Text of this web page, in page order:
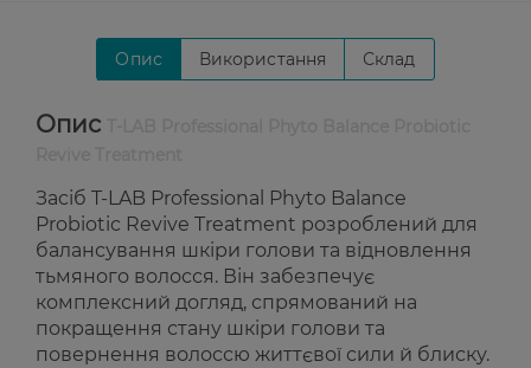
Опис Використання Склад
Опис
Засіб T-LAB Professional Phyto Balance
Probiotic Revive Treatment розроблений для
балансування шкіри голови та відновлення
тьмяного волосся. Він забезпечує
комплексний догляд, спрямований на
покращення стану шкіри голови та
повернення волоссю життєвої сили й блиску.